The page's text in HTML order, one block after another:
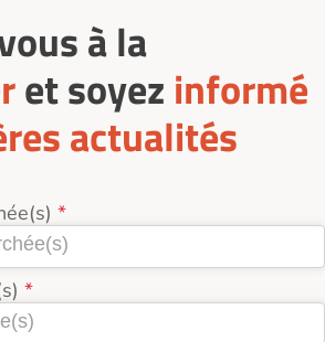
à la
et soyez informé
actualités